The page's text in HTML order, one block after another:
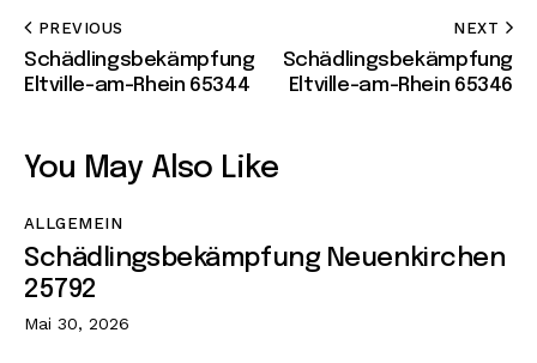
PREVIOUS
Schädlingsbekämpfung
Eltville-am-Rhein 65344
NEXT
Schädlingsbekämpfung
Eltville-am-Rhein 65346
You May Also Like
ALLGEMEIN
Schädlingsbekämpfung Neuenkirchen
25792
Mai 30, 2026